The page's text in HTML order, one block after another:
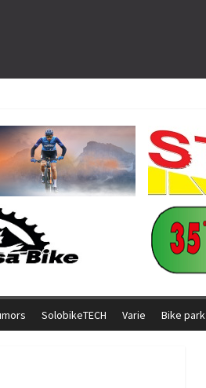
Gallis. Signorelli 5^ la migliore tra gli italiani
di una leggendaria storia
azzurro a Monteceneri
SolobikeTECH Varie Bike park